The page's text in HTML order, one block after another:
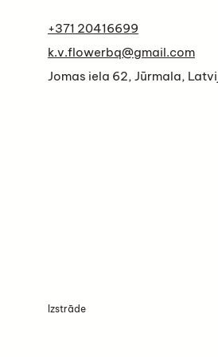
+371 20416699
k.v.flowerbq@gmail.com
Jomas iela 62, Jūrmala,
Izstrāde